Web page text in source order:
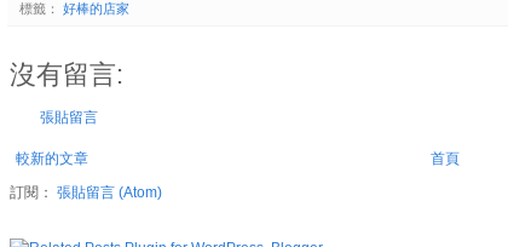
標籤： 好棒的店家
沒有留言:
張貼留言
較新的文章
首頁
訂閱： 張貼留言 (Atom)